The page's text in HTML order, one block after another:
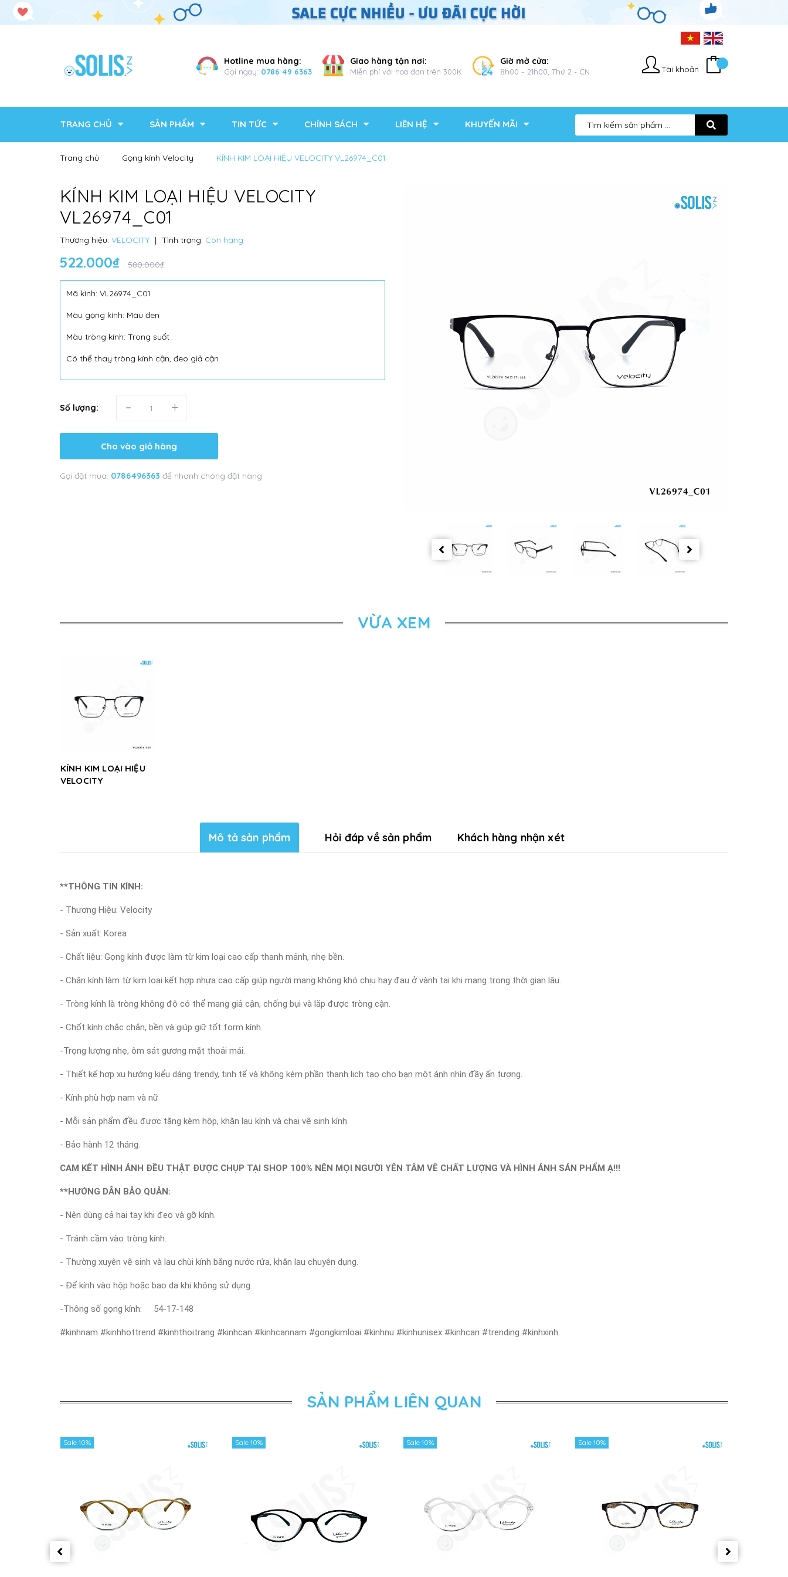
Hotline mua hàng:
Gọi ngay: 0786 49 6363
Giao hàng tận nơi:
Miễn phí với hoá đơn trên 300K
Giờ mở cửa:
8h00 - 21h00, Thứ 2 - CN Tài khoản
TRANG CHỦ SẢN PHẨM TIN TỨC CHÍNH SÁCH LIÊN HỆ KHUYẾN MÃI
Trang chủ Gọng kính Velocity KÍNH KIM LOẠI HIỆU VELOCITY VL26974_C01
KÍNH KIM LOẠI HIỆU VELOCITY
VL26974_C01
Thương hiệu: VELOCITY | Tình trạng: Còn hàng
522.000₫ 580.000₫
Mã kính: VL26974_C01
Màu gọng kính: Màu đen
Màu tròng kính: Trong suốt
Có thể thay tròng kính cận, đeo giả cận
Số lượng: - +
Cho vào giỏ hàng
Gọi đặt mua: 0786496363 để nhanh chóng đặt hàng
VỪA XEM
KÍNH KIM LOẠI HIỆU
VELOCITY
Mô tả sản phẩm Hỏi đáp về sản phẩm Khách hàng nhận xét
**THÔNG TIN KÍNH:
- Thương Hiệu: Velocity
- Sản xuất: Korea
- Chất liệu: Gọng kính được làm từ kim loại cao cấp thanh mảnh, nhẹ bền.
- Chân kính làm từ kim loại kết hợp nhựa cao cấp giúp người mang không khó chịu hay đau ở vành tai khi mang trong thời gian lâu.
- Tròng kính là tròng không độ có thể mang giả cận, chống bụi và lắp được tròng cận.
- Chốt kính chắc chắn, bền và giúp giữ tốt form kính.
-Trọng lượng nhẹ, ôm sát gương mặt thoải mái.
- Thiết kế hợp xu hướng kiểu dáng trendy, tinh tế và không kém phần thanh lịch tạo cho bạn một ánh nhìn đầy ấn tượng.
- Kính phù hợp nam và nữ
- Mỗi sản phẩm đều được tặng kèm hộp, khăn lau kính và chai vệ sinh kính.
- Bảo hành 12 tháng.
CAM KẾT HÌNH ẢNH ĐỀU THẬT ĐƯỢC CHỤP TẠI SHOP 100% NÊN MỌI NGƯỜI YÊN TÂM VÊ CHẤT LƯỢNG VÀ HÌNH ẢNH SẢN PHẨM Ạ!!!
**HƯỚNG DẪN BẢO QUẢN:
- Nên dùng cả hai tay khi đeo và gỡ kính.
- Tránh cầm vào tròng kính.
- Thường xuyên vệ sinh và lau chùi kính bằng nước rửa, khăn lau chuyên dụng.
- Để kính vào hộp hoặc bao da khi không sử dụng.
-Thông số gọng kính: 54-17-148
#kinhnam #kinhhottrend #kinhthoitrang #kinhcan #kinhcannam #gongkimloai #kinhnu #kinhunisex #kinhcan #trending #kinhxinh
SẢN PHẨM LIÊN QUAN
Sale 10% Sale 10% Sale 10% Sale 10%